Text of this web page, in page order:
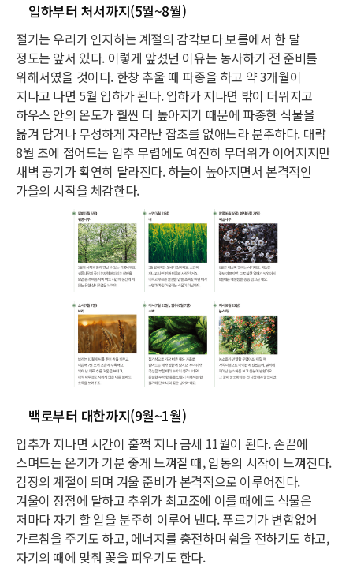
입하부터 처서까지(5월~8월)
절기는 우리가 인지하는 계절의 감각보다 보름에서 한 달
정도는 앞서 있다. 이렇게 앞섰던 이유는 농사하기 전 준비를
위해서였을 것이다. 한창 추울 때 파종을 하고 약 3개월이
지나고 나면 5월 입하가 된다. 입하가 지나면 밖이 더워지고
하우스 안의 온도가 훨씬 더 높아지기 때문에 파종한 식물을
옮겨 담거나 무성하게 자라난 잡초를 없애느라 분주하다. 대략
8월 초에 접어드는 입추 무렵에도 여전히 무더위가 이어지지만
새벽 공기가 확연히 달라진다. 하늘이 높아지면서 본격적인
가을의 시작을 체감한다.
백로부터 대한까지(9월~1월)
입추가 지나면 시간이 훌쩍 지나 금세 11월이 된다. 손끝에
스며드는 온기가 기분 좋게 느껴질 때, 입동의 시작이 느껴진다.
김장의 계절이 되며 겨울 준비가 본격적으로 이루어진다.
겨울이 정점에 달하고 추위가 최고조에 이를 때에도 식물은
저마다 자기 할 일을 분주히 이루어 낸다. 푸르기가 변함없어
가르침을 주기도 하고, 에너지를 충전하며 쉼을 전하기도 하고,
자기의 때에 맞춰 꽃을 피우기도 한다.